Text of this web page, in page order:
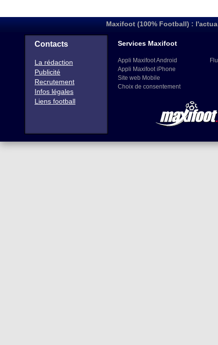
Maxifoot (100% Football) :
Contacts
La rédaction
Publicité
Recrutement
Infos légales
Liens football
Services Maxifoot
Appli Maxifoot Android
Appli Maxifoot iPhone
Site web Mobile
Choix de consentement